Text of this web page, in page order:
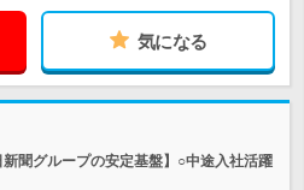
気になる
聞グループの安定基盤】○中途入社活躍